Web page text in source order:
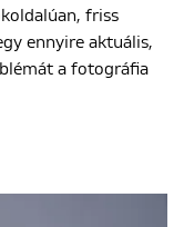
friss
ennyire aktuális,
a fotográfia